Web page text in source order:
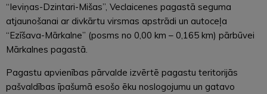
“Ieviņas-Dzintari-Mišas”, Veclaicenes pagastā seguma
atjaunošanai ar divkārtu virsmas apstrādi un autoceļa
“Ezīšava-Mārkalne” (posms no 0,00 km – 0,165 km) pārbūvei
Mārkalnes pagastā.
Pagastu apvienības pārvalde izvērtē pagastu teritorijās
pašvaldības īpašumā esošo ēku noslogojumu un gatavo